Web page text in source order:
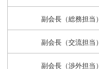
副会長（総務担当）
副会長（交流担当）
副会長（渉外担当）